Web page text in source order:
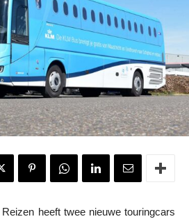
heeft twee nieuwe touringcars